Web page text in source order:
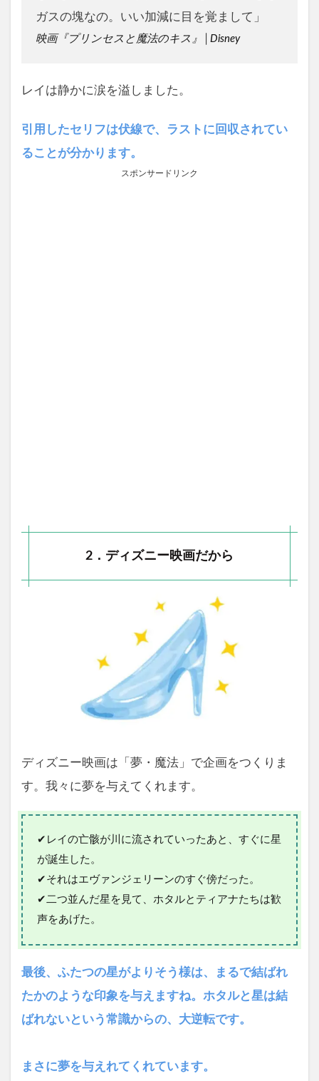
ガスの塊なの。いい加減に目を覚まして」
映画『プリンセスと魔法のキス』│Disney
レイは静かに涙を溢しました。
引用したセリフは伏線で、ラストに回収されてい
ることが分かります。
スポンサードリンク
2．ディズニー映画だから
ディズニー映画は「夢・魔法」で企画をつくりま
す。我々に夢を与えてくれます。
✔レイの亡骸が川に流されていったあと、すぐに星
が誕生した。
✔それはエヴァンジェリーンのすぐ傍だった。
✔二つ並んだ星を見て、ホタルとティアナたちは歓
声をあげた。
最後、ふたつの星がよりそう様は、まるで結ばれ
たかのような印象を与えますね。ホタルと星は結
ばれないという常識からの、大逆転です。
まさに夢を与えれてくれています。